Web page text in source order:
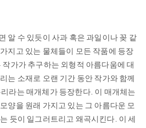
알 수 있듯이 사과 혹은 과일이나 꽂 같
지고 있는 물체들이 모든 작품에 등장
가가 추구하는 외형적 아름다움에 대
는 소재로 오랜 기간 동안 작가와 함께
라는 매개체가 등장한다. 이 매개체는
양을 원래 가지고 있는 그 아름다운 모
듯이 일그러트리고 왜곡시킨다. 이 세